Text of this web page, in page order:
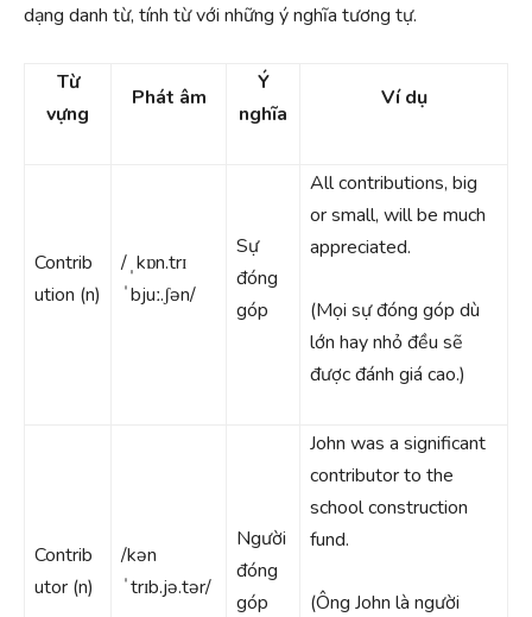
dạng danh từ, tính từ với những ý nghĩa tương tự.
Từ
vựng
Phát âm
Ý
nghĩa
Ví dụ
Contrib
ution (n)
/ˌkɒn.trɪ
ˈbjuː.ʃən/
Sự
đóng
góp
All contributions, big
or small, will be much
appreciated.
(Mọi sự đóng góp dù
lớn hay nhỏ đều sẽ
được đánh giá cao.)
Contrib
utor (n)
/kən
ˈtrɪb.jə.tər/
Người
đóng
góp
John was a significant
contributor to the
school construction
fund.
(Ông John là người